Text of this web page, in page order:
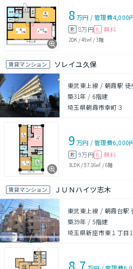
8万円 /管理費4,000
敷 8万円 礼 無料
2DK /49㎡/3階
賃貸マンション ソレイユ久保
東武東上線 / 朝霞駅 徒
築31年 / 6階建
埼玉県朝霞市幸町３
9 万円 /管理費6,000
敷 9万円 礼 無料
3LDK/57.16㎡ /6階
賃貸マンション ＪＵＮハイツ志木
東武東上線 / 朝霞台駅
築39年 /5階建
埼玉県新座市東１丁目
8.7